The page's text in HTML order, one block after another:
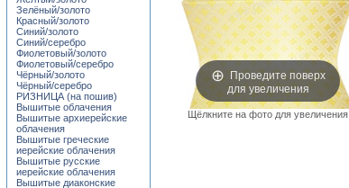
Проведите поверх
для увеличения
Щёлкните на фото для увеличения
Зелёный/золото
Красный/золото
Синий/золото
Синий/серебро
Фиолетовый/золото
Фиолетовый/серебро
Чёрный/золото
Чёрный/серебро
РИЗНИЦА (на пошив)
Вышитые облачения
Вышитые архиерейские
облачения
Вышитые греческие
иерейские облачения
Вышитые русские
иерейские облачения
Вышитые диаконские